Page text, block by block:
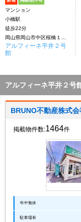
マンション
小橋駅
徒歩22分
アルフィーネ平井２号
館
アルフィーネ平井２号
BRUNO不動産株式
掲載物件数:1464件
年中無休
駐車場有